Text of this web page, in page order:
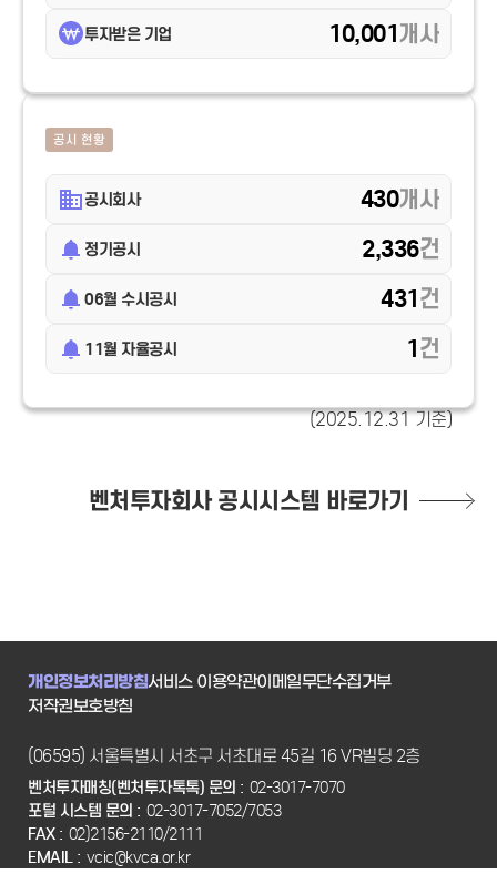
투자받은 기업 10,001개사
공시 현황
공시회사 430개사
정기공시 2,336건
06월 수시공시 431건
11월 자율공시 1건
(2025.12.31 기준)
벤처투자회사 공시시스템 바로가기
개인정보처리방침서비스 이용약관이메일무단수집거부
저작권보호방침
(06595) 서울특별시 서초구 서초대로 45길 16 VR빌딩 2층
벤처투자매칭(벤처투자톡톡) 문의 : 02-3017-7070
포털 시스템 문의 : 02-3017-7052/7053
FAX : 02)2156-2110/2111
EMAIL : vcic@kvca.or.kr